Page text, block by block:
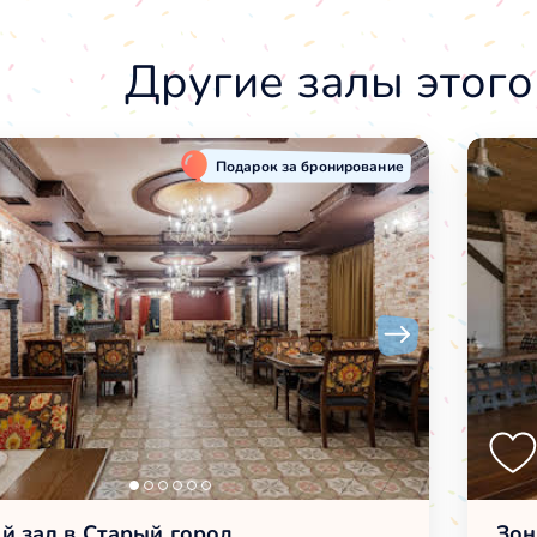
Другие залы
Подарок за бронирование